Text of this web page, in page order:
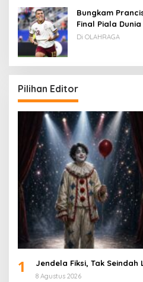
Bungkam
Final Piala Dunia
Di OLAHRAGA
Pilihan Editor
1 Jendela Fiksi, Tak
8 Agustus 2026